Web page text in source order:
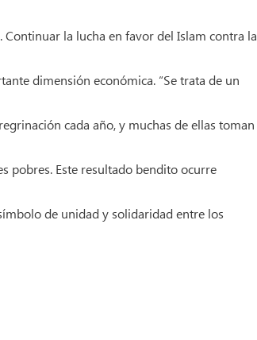
la lucha en favor del Islam contra la
dimensión económica. “Se trata de un
cada año, y muchas de ellas toman
pobres. Este resultado bendito ocurre
de unidad y solidaridad entre los